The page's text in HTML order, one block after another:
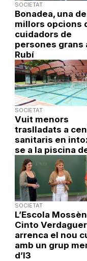
SOCIETAT
Bonadea, una
millors opcions
cuidadors de
persones grans
Rubí
SOCIETAT
Vuit menors
traslladats a
sanitaris en
se a la piscina
SOCIETAT
L’Escola Mossèn
Cinto Verdaguer
arrenca el nou
amb un grup
d’I3